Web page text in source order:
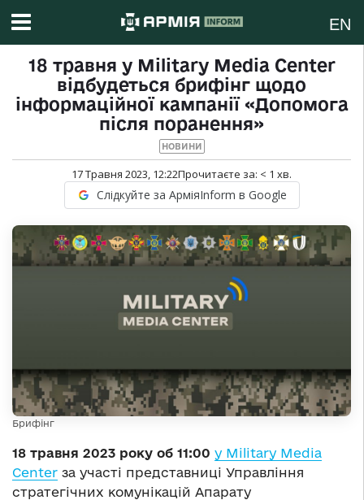
EN
18 травня у Military Media Center
відбудеться брифінг щодо
інформаційної кампанії «Допомога
після поранення»
НОВИНИ
17 Травня 2023, 12:22Прочитаєте за: < 1 хв.
Слідкуйте за АрміяInform в Google
Брифінг
18 травня 2023 року об 11:00 у Military Media
Center за участі представниці Управління
стратегічних комунікацій Апарату